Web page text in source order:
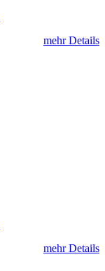
mehr Details
mehr Details